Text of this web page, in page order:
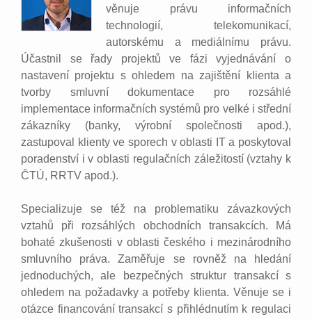
věnuje právu informačních
technologií, telekomunikací,
autorskému a mediálnímu právu.
Účastnil se řady projektů ve fázi vyjednávání o
nastavení projektu s ohledem na zajištění klienta a
tvorby smluvní dokumentace pro rozsáhlé
implementace informačních systémů pro velké i střední
zákazníky (banky, výrobní společnosti apod.),
zastupoval klienty ve sporech v oblasti IT a poskytoval
poradenství i v oblasti regulačních záležitostí (vztahy k
ČTÚ, RRTV apod.).
Specializuje se též na problematiku závazkových
vztahů při rozsáhlých obchodních transakcích. Má
bohaté zkušenosti v oblasti českého i mezinárodního
smluvního práva. Zaměřuje se rovněž na hledání
jednoduchých, ale bezpečných struktur transakcí s
ohledem na požadavky a potřeby klienta. Věnuje se i
otázce financování transakcí s přihlédnutím k regulaci